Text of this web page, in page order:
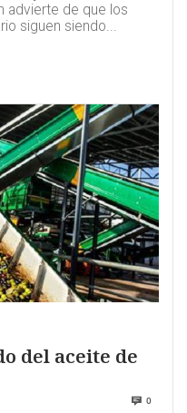
advierte de que los
siguen siendo...
0